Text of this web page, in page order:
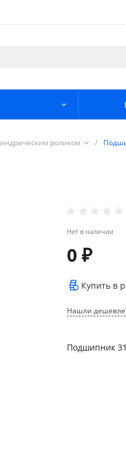
роликом /
Нет в наличии
0 ₽
Купить в
Нашли
Подшипник